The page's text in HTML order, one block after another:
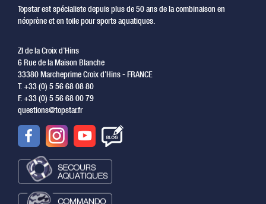
Topstar est spécialiste depuis plus de 50 ans de la combinaison en
néoprène et en toile pour sports aquatiques.
ZI de la Croix d’Hins
6 Rue de la Maison Blanche
33380 Marcheprime Croix d’Hins - FRANCE
T. +33 (0) 5 56 68 08 80
F. +33 (0) 5 56 68 00 79
questions@topstar.fr